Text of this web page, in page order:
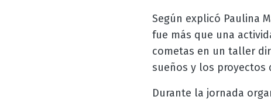
Según explicó Paulina
fue más que una
cometas en un taller
sueños y los proyectos
Durante la jornada